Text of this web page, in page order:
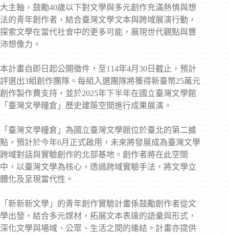
大主軸，鼓勵40歲以下對文學與多元創作充滿熱情與想
法的青年創作者，結合臺灣文學文本與跨域展演行動，
探索文學在當代社會中的更多可能，展現世代觀點與豐
沛想像力。
本計畫自即日起公開徵件，至114年4月30日截止，預計
評選出3組創作團隊。每組入選團隊將獲得新臺幣25萬元
創作製作費支持，並於2025年下半年在國立臺灣文學館
「臺灣文學糧倉」歷史建築空間進行成果展演。
「臺灣文學糧倉」為國立臺灣文學館位於臺北的第二據
點，預計於今年6月正式啟用，未來將發展成為臺灣文學
跨域對話與實驗創作的北部基地。創作者將在此空間
中，以臺灣文學為核心，透過跨域實驗手法，將文學立
體化及呈現當代性。
「新新新文學」的青年創作實驗計畫係鼓勵創作者從文
學出發，結合多元媒材，拓展文本表達的語彙與形式，
深化文學與場域、公眾、生活之間的連結。計畫亦提供